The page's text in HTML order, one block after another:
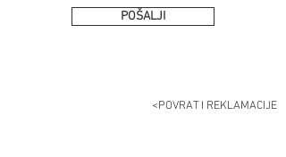
POŠALJI
<POVRAT I REKLAMACIJE